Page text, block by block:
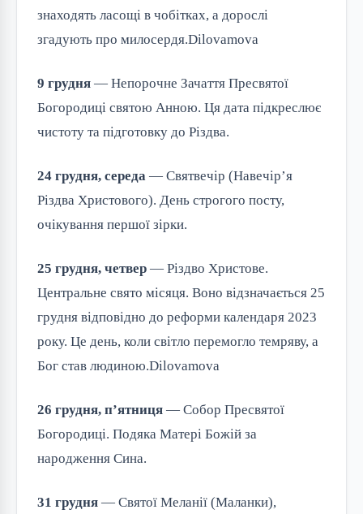
знаходять ласощі в чобітках, а дорослі
згадують про милосердя.⁠Dilovamova
9 грудня — Непорочне Зачаття Пресвятої
Богородиці святою Анною. Ця дата підкреслює
чистоту та підготовку до Різдва.
24 грудня, середа — Святвечір (Навечір’я
Різдва Христового). День строгого посту,
очікування першої зірки.
25 грудня, четвер — Різдво Христове.
Центральне свято місяця. Воно відзначається 25
грудня відповідно до реформи календаря 2023
року. Це день, коли світло перемогло темряву, а
Бог став людиною.⁠Dilovamova
26 грудня, п’ятниця — Собор Пресвятої
Богородиці. Подяка Матері Божій за
народження Сина.
31 грудня — Святої Меланії (Маланки),